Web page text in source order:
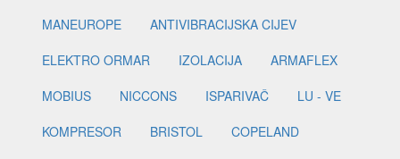
MANEUROPE
ANTIVIBRACIJSKA CIJEV
ELEKTRO ORMAR
IZOLACIJA
ARMAFLEX
MOBIUS
NICCONS ISPARIVAČ
LU - VE
KOMPRESOR
BRISTOL
COPELAND